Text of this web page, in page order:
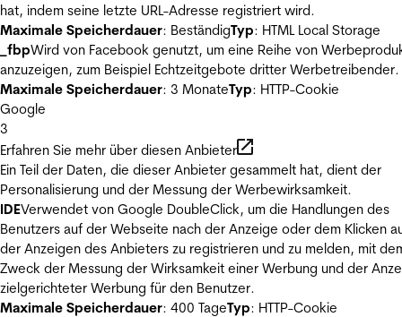
hat, indem seine letzte URL-Adresse registriert wird.
Maximale Speicherdauer: BeständigTyp: HTML Local Storage
_fbpWird von Facebook genutzt, um eine Reihe von
anzuzeigen, zum Beispiel Echtzeitgebote dritter Werbetreibender.
Maximale Speicherdauer: 3 MonateTyp: HTTP-Cookie
Google
3
Erfahren Sie mehr über diesen Anbieter
Ein Teil der Daten, die dieser Anbieter gesammelt hat, dient der
Personalisierung und der Messung der Werbewirksamkeit.
IDEVerwendet von Google DoubleClick, um die Handlungen des
Benutzers auf der Webseite nach der Anzeige oder dem Klicken
der Anzeigen des Anbieters zu registrieren und zu melden, mit
Zweck der Messung der Wirksamkeit einer Werbung und der
zielgerichteter Werbung für den Benutzer.
Maximale Speicherdauer: 400 TageTyp: HTTP-Cookie